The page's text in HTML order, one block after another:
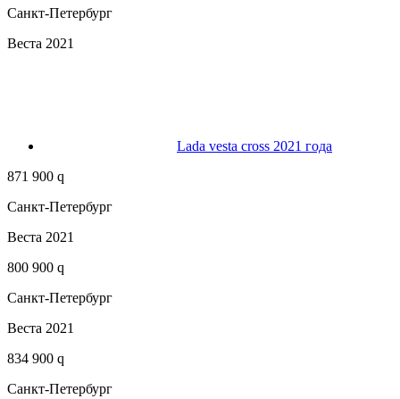
Санкт-Петербург
Веста 2021
Lada vesta cross 2021 года
871 900 q
Санкт-Петербург
Веста 2021
800 900 q
Санкт-Петербург
Веста 2021
834 900 q
Санкт-Петербург